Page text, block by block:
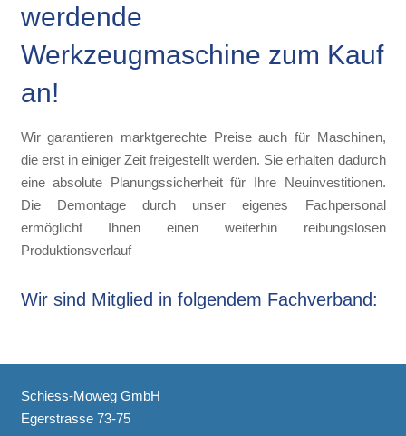
werdende
Werkzeugmaschine zum Kauf
an!
Wir garantieren marktgerechte Preise auch für Maschinen,
die erst in einiger Zeit freigestellt werden. Sie erhalten dadurch
eine absolute Planungssicherheit für Ihre Neuinvestitionen.
Die Demontage durch unser eigenes Fachpersonal
ermöglicht Ihnen einen weiterhin reibungslosen
Produktionsverlauf
Wir sind Mitglied in folgendem Fachverband:
Schiess-Moweg GmbH
Egerstrasse 73-75